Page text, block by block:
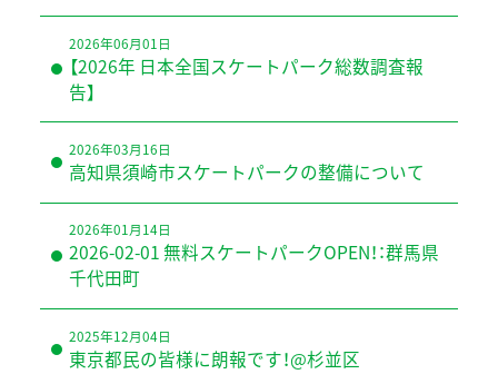
2026年06月01日
【2026年 日本全国スケートパーク総数調査報
告】
2026年03月16日
高知県須崎市スケートパークの整備について
2026年01月14日
2026-02-01 無料スケートパークOPEN！：群馬県
千代田町
2025年12月04日
東京都民の皆様に朗報です！@杉並区